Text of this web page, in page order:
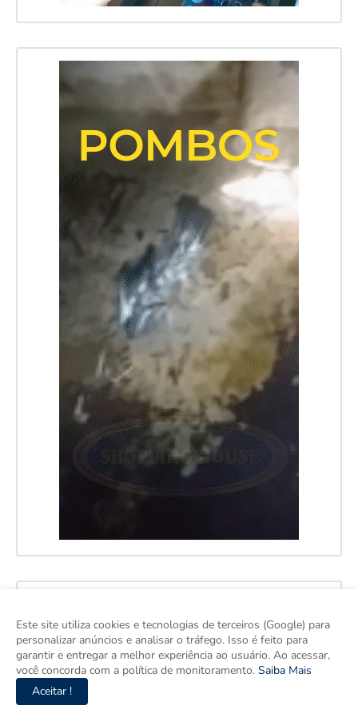
Este site utiliza cookies e tecnologias de terceiros (Google) para
personalizar anúncios e analisar o tráfego. Isso é feito para
garantir e entregar a melhor experiência ao usuário. Ao acessar,
você concorda com a política de monitoramento. Saiba Mais
Aceitar !